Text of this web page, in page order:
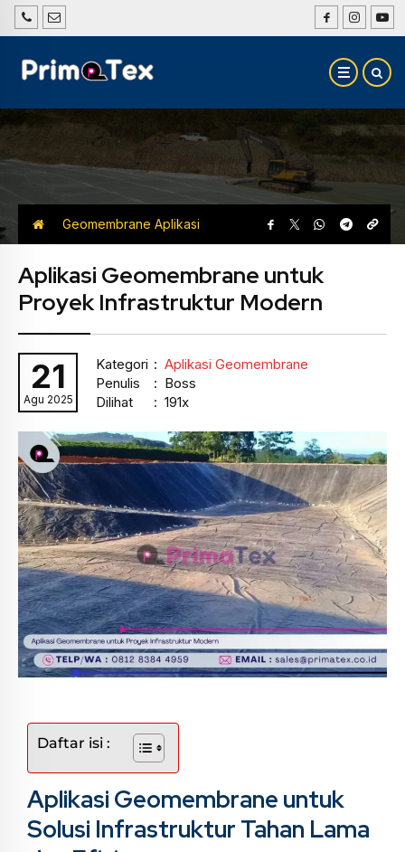
Geomembrane Aplikasi
Geomembrane
Aplikasi Geomembrane untuk
Proyek Infrastruktur Modern
21
Agu 2025
Kategori : Aplikasi Geomembrane
Penulis
: Boss
Dilihat
: 191x
Daftar isi :
Aplikasi Geomembrane untuk
Solusi Infrastruktur Tahan Lama